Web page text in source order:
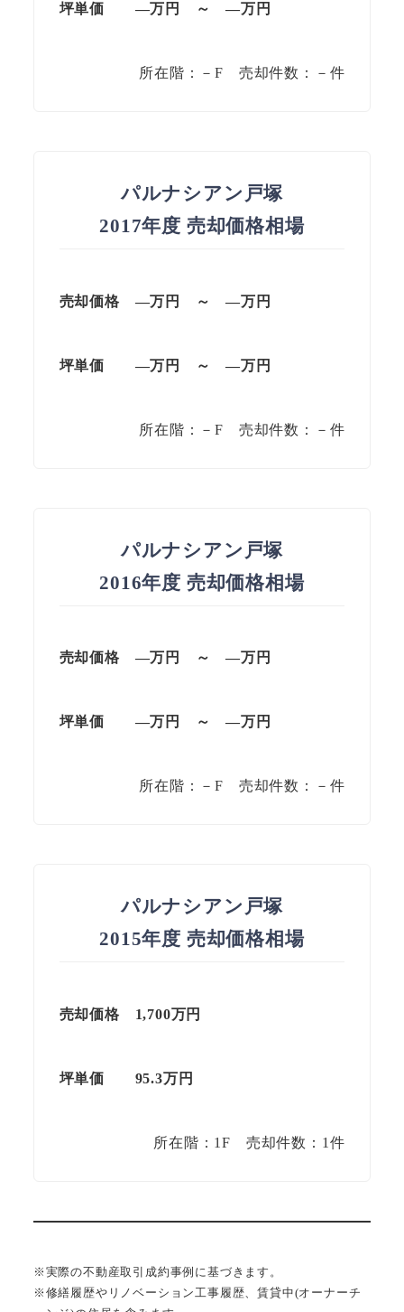
坪単価 —万円 ～—万円
所在階：－F 売却件数：－件
パルナシアン戸塚
2017年度 売却価格相場
売却価格 —万円 ～ —万円
坪単価 —万円 ～—万円
所在階：－F 売却件数：－件
パルナシアン戸塚
2016年度 売却価格相場
売却価格 —万円 ～ —万円
坪単価 —万円 ～—万円
所在階：－F 売却件数：－件
パルナシアン戸塚
2015年度 売却価格相場
売却価格 1,700万円
坪単価 95.3万円
所在階：1F 売却件数：1件
※実際の不動産取引成約事例に基づきます。
※修繕履歴やリノベーション工事履歴、賃貸中(オーナーチ